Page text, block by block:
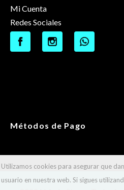
Mi Cuenta
Redes Sociales
Métodos de Pago
Utilizamos cookies para asegurar que
usuario en nuestra web. Si sigues